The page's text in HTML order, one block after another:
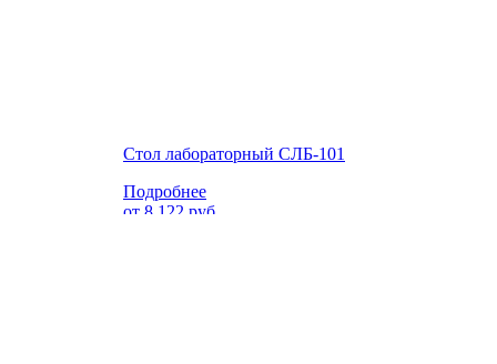
Стол лабораторный СЛБ-101
Подробнее
от 8 122 руб